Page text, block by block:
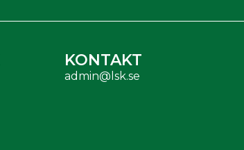
KONTAKT
admin@lsk.se